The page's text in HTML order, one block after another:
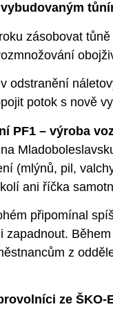
zásobovat
odstranění
potok s nově
PF1 – výroba
(mlýnů, pil,
ani říčka
připomínal
zapadnout.
z
ze